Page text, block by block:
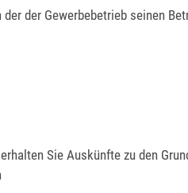
der Gewerbebetrieb seinen
Sie Auskünfte zu den